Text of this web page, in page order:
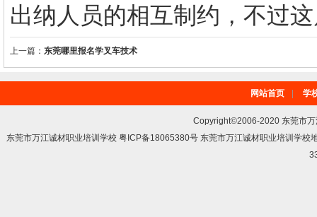
出纳人员的相互制约，不过
上一篇： 东莞哪里报名学叉车技术
网站首页 学
Copyright©2006-2020 东莞市
东莞市万江诚材职业培训学校 粤ICP备18065380号 东莞市万江诚材职业培训学